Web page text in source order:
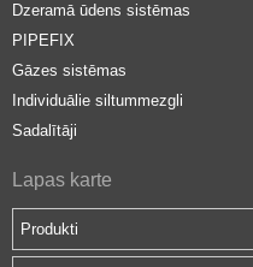
Dzeramā ūdens sistēmas
PIPEFIX
Gāzes sistēmas
Individuālie siltummezgli
Sadalītāji
Lapas karte
Produkti